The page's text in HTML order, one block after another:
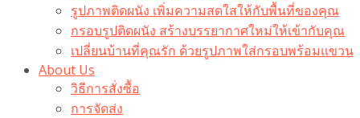
รูปภาพติดผนัง เพิ่มความสดใสให้กับพื้นที่ของคุณ
กรอบรูปติดผนัง สร้างบรรยากาศใหม่ให้เข้ากับคุณ
เปลี่ยนบ้านที่คุณรัก ด้วยรูปภาพใส่กรอบพร้อมแขวน​
About Us
วิธีการสั่งซื้อ
การจัดส่ง